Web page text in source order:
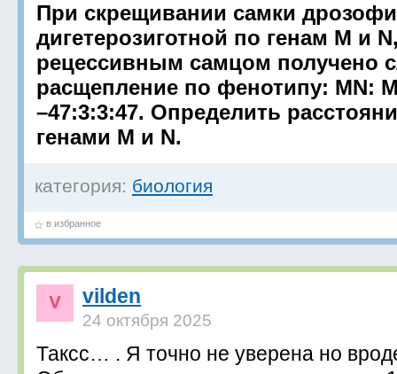
При скрещивании самки
дигетерозиготной по генам М и
рецессивным самцом получено
расщепление по фенотипу: MN:
–47:3:3:47. Определить
генами М и N.
категория: биология
в избранное
vilden
24 октября 2025
Таксс… . Я точно не уверена но